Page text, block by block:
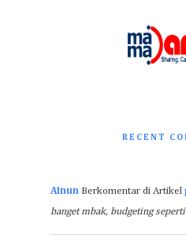
RECENT
Ainun Berkomentar di Artikel
banget mbak, budgeting